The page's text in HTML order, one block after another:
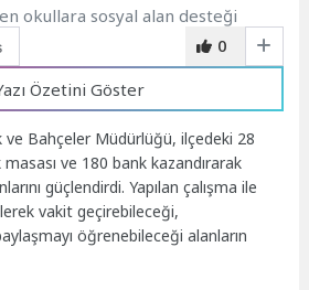
0
Özetini Göster
ve Bahçeler Müdürlüğü, ilçedeki 28
ve 180 bank kazandırarak
güçlendirdi. Yapılan çalışma ile
vakit geçirebileceği,
öğrenebileceği alanların